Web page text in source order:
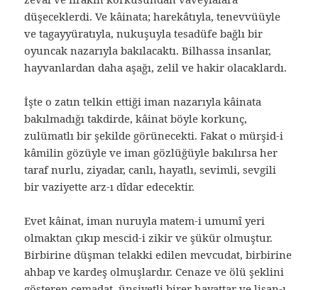
düşeceklerdi. Ve kâinata; harekâtıyla, tenevvüüyle
ve tagayyüratıyla, nukuşuyla tesadüfe bağlı bir
oyuncak nazarıyla bakılacaktı. Bilhassa insanlar,
hayvanlardan daha aşağı, zelil ve hakir olacaklardı.
İşte o zatın telkin ettiği iman nazarıyla kâinata
bakılmadığı takdirde, kâinat böyle korkunç,
zulümatlı bir şekilde görünecekti. Fakat o mürşid-i
kâmilin gözüyle ve iman gözlüğüyle bakılırsa her
taraf nurlu, ziyadar, canlı, hayatlı, sevimli, sevgili
bir vaziyette arz-ı dîdar edecektir.
Evet kâinat, iman nuruyla matem-i umumî yeri
olmaktan çıkıp mescid-i zikir ve şükür olmuştur.
Birbirine düşman telakki edilen mevcudat, birbirine
ahbap ve kardeş olmuşlardır. Cenaze ve ölü şeklini